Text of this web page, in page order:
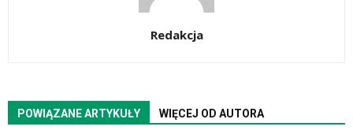
Redakcja
POWIĄZANE ARTYKUŁY WIĘCEJ OD AUTORA